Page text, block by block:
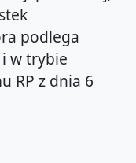
podlega
w trybie
RP z dnia 6